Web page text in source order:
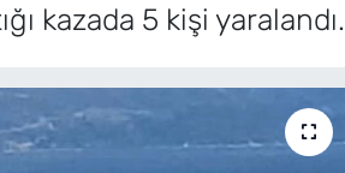
kazada 5 kişi yaralandı.